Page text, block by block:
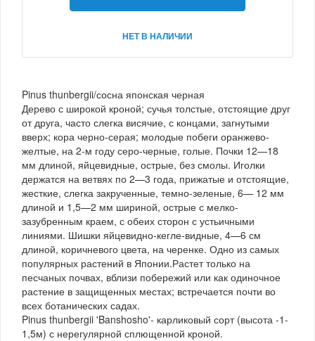
НЕТ В НАЛИЧИИ
Pinus thunbergii/сосна японская черная
Дерево с широкой кроной; сучья толстые, отстоящие друг
от друга, часто слегка висячие, с концами, загнутыми
вверх; кора черно-серая; молодые побеги оранжево-
желтые, на 2-м году серо-черные, голые. Почки 12—18
мм длиной, яйцевидные, острые, без смолы. Иголки
держатся на ветвях по 2—3 года, прижатые и отстоящие,
жесткие, слегка закрученные, темно-зеленые, 6— 12 мм
длиной и 1,5—2 мм шириной, острые с мелко-
зазубренным краем, с обеих сторон с устьичными
линиями. Шишки яйцевидно-кегле-видные, 4—6 см
длиной, коричневого цвета, на черенке. Одно из самых
популярных растений в Японии.Растет только на
песчаных почвах, вблизи побережий или как одиночное
растение в защищенных местах; встречается почти во
всех ботанических садах.
Pinus thunbergii 'Banshosho'- карликовый сорт (высота -1-
1,5м) с нерегулярной сплющенной кроной.